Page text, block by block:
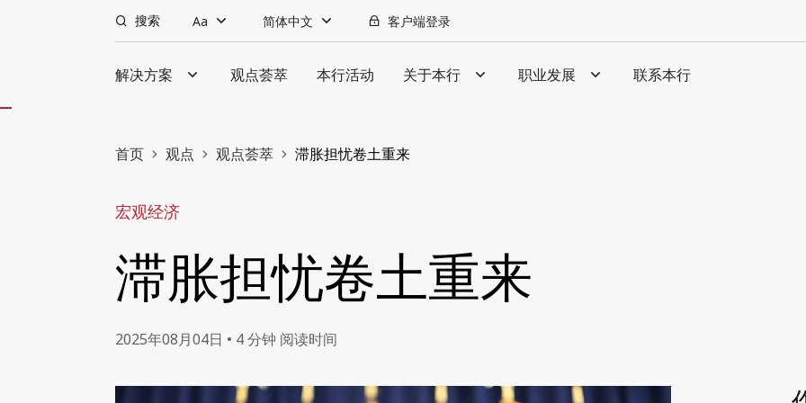
搜索 Aa 简体中文 客户端登录
解决方案 观点荟萃 本行活动 关于本行 职业发展 联系本行
首页 观点 观点荟萃 滞胀担忧卷土重来
宏观经济
滞胀担忧卷土重来
2025年08月04日 • 4 分钟 阅读时间